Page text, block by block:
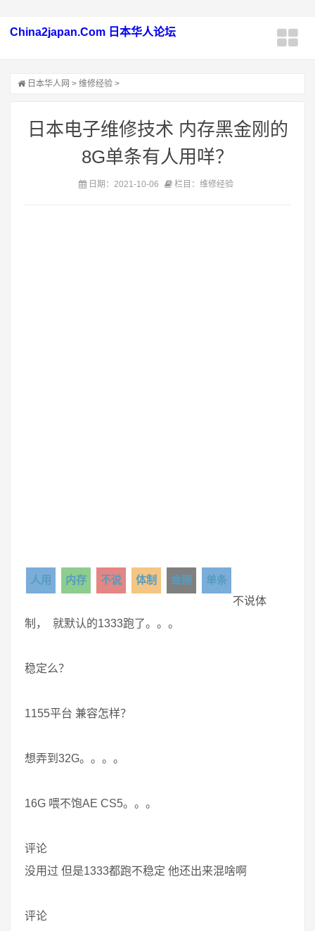
China2japan.Com 日本华人论坛
日本华人网 > 维修经验 >
日本电子维修技术 内存黑金刚的
8G单条有人用咩？
日期：2021-10-06 栏目：维修经验
人用 内存 不说 体制 金刚
单条
不说体
制， 就默认的1333跑了。。。
稳定么？
1155平台 兼容怎样？
想弄到32G。。。。
16G 喂不饱AE CS5。。。
评论
没用过 但是1333都跑不稳定 他还出来混啥啊
评论